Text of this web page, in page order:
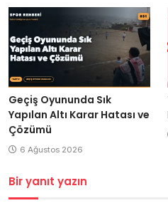
Geçiş Oyununda Sık
Yapılan Altı Karar Hatası ve
Çözümü
6 Ağustos 2026
Bir yanıt yazın